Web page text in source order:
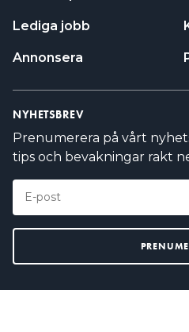
Lediga jobb
Annonsera
NYHETSBREV
Prenumerera på vårt
tips och bevakningar rakt